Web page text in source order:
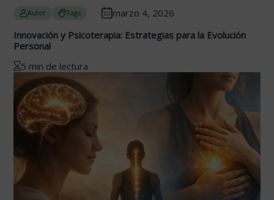
Autor Tags
marzo 4, 2026
Innovación y Psicoterapia: Estrategias para la Evolución
Personal
5 min de lectura